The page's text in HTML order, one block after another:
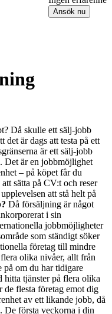
Ansök nu
Då skulle ett sälj-jobb
det är dags att testa på ett
är ett sälj-jobb
Det är en jobbmöjlighet
– på köpet får du
sätta på CV:t och reser
att stå helt på
Då försäljning är något
i sin
jobbmöjligheter
som ständigt söker
företag till mindre
olika nivåer, allt från
om du har tidigare
hitta tjänster på flera olika
flesta företag emot dig
av ett likande jobb, då
De första veckorna i din